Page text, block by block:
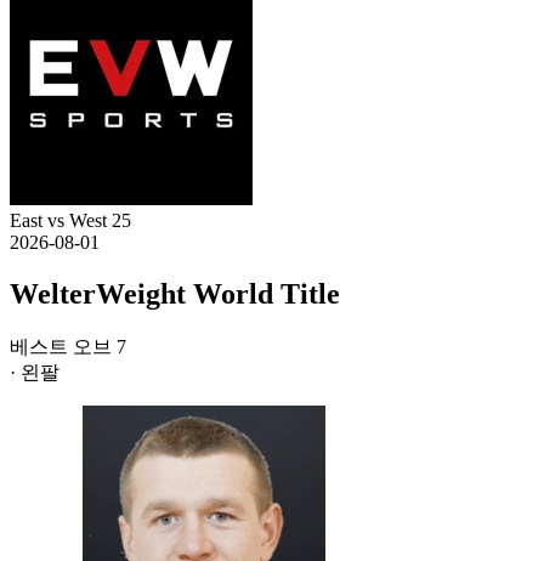
East vs West 25
2026-08-01
WelterWeight World Title
베스트 오브 7
· 왼팔